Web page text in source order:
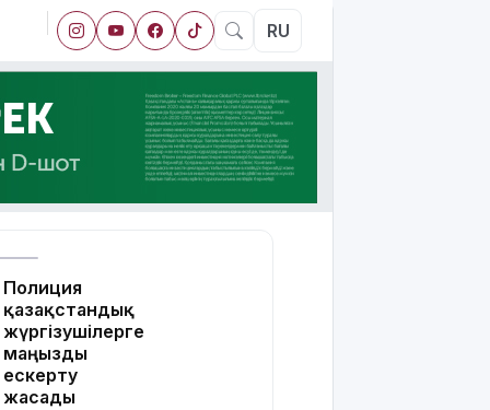
RU
Полиция
қазақстандық
жүргізушілерге
маңызды
ескерту
жасады